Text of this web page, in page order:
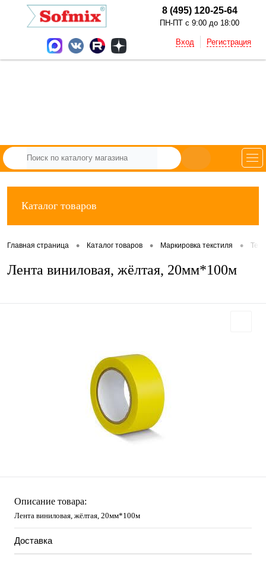
8 (495) 120-25-64
ПН-ПТ с 9:00 до 18:00
Вход Регистрация
Каталог товаров
Главная страница • Каталог товаров • Маркировка текстиля •
Лента виниловая, жёлтая, 20мм*100м
Описание товара:
Лента виниловая, жёлтая, 20мм*100м
Доставка